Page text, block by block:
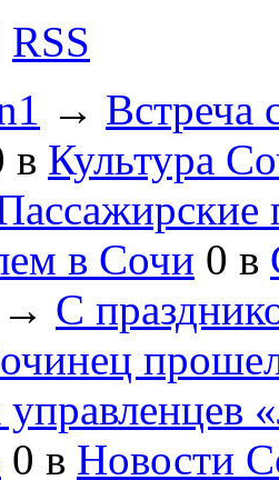
RSS
→ Встреча
в Культура
в Сочи 0 в
→ С
управленцев
0 в Новости